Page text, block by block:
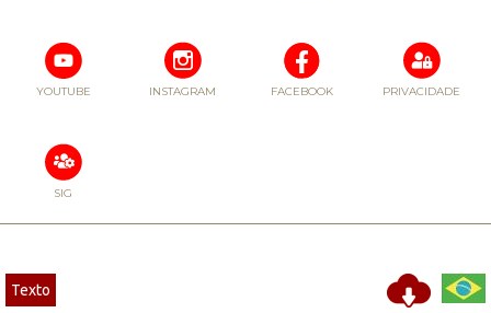
YOUTUBE INSTAGRAM FACEBOOK PRIVACIDADE
SIG
Texto